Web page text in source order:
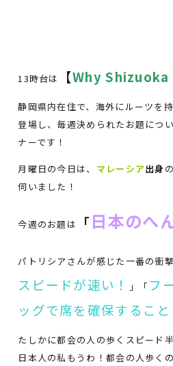
13時台は 【Why
静岡県内在住で、海外にルーツを
登場し、毎週決められたお題につ
ナーです！
月曜日の今日は、 マレーシア出身 の
伺いました！
今週のお題は 「日本のへ
パトリシアさんが感じた一番の衝
スピードが速い！
」「フ
ッグで席を確保すること
たしかに都会の人の歩くスピード
日本人の私もうわ！都会の人歩く